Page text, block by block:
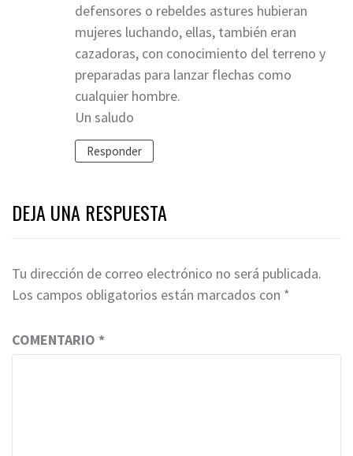
defensores o rebeldes astures hubieran
mujeres luchando, ellas, también eran
cazadoras, con conocimiento del terreno y
preparadas para lanzar flechas como
cualquier hombre.
Un saludo
Responder
DEJA UNA RESPUESTA
Tu dirección de correo electrónico no será publicada.
Los campos obligatorios están marcados con *
COMENTARIO *